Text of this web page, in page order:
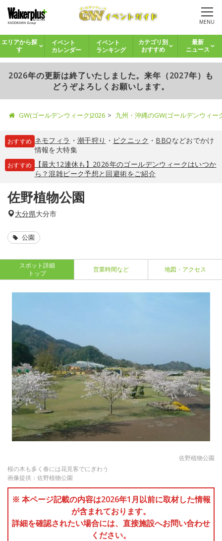
MENU
エリアから探
す
イベント
カレンダー
イベント
ランキング
カテゴリ別
おすすめ
最新
ニュース
2026年の更新は終了いたしました。来年（2027年）も
どうぞよろしくお願いします。
GW(ゴールデンウィーク)2026 九州・沖縄のGW(ゴールデンウィ
おすすめ ネモフィラ ・ 潮干狩り ・ ピクニック ・ BBQなどおでかけ
情報を大特集
おすすめ
【最大12連休も】2026年のゴールデンウィークはいつか
ら？混雑ピーク予想と回避術をご紹介
佐野植物公園
大分県大分市
公園
スポット詳細
トップ
営業時間など 地図・アクセス
佐野植物公園
桜の木も多く春には花見客でにぎわう
画像提供：佐野植物公園
※ 本ページ記載の内容は2026年1月以前に取材した情報
が含まれております。
詳細を確認されたい場合には、直接施設へお問い合わせ
ください。